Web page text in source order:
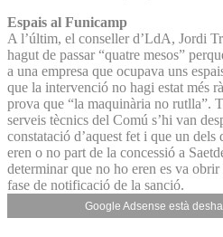
Espais al Funicamp
A l’últim, el conseller d’LdA, Jordi
hagut de passar “quatre mesos”
a una empresa que ocupava uns
que la intervenció no hagi estat més
prova que “la maquinària no rutlla”.
serveis tècnics del Comú s’hi van
constatació d’aquest fet i que un dels
eren o no part de la concessió a
determinar que no ho eren es va obrir
fase de notificació de la sanció.
Google Adsense està